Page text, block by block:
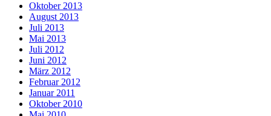
Oktober 2013
August 2013
Juli 2013
Mai 2013
Juli 2012
Juni 2012
März 2012
Februar 2012
Januar 2011
Oktober 2010